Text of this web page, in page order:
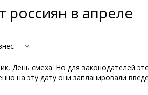
россиян в апреле
День смеха. Но для законодателей
на эту дату они запланировали